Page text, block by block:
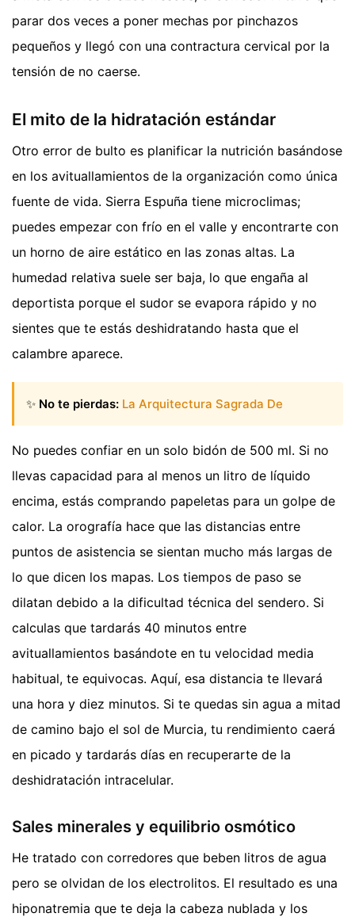
parar dos veces a poner mechas por pinchazos
pequeños y llegó con una contractura cervical por la
tensión de no caerse.
El mito de la hidratación estándar
Otro error de bulto es planificar la nutrición basándose
en los avituallamientos de la organización como única
fuente de vida. Sierra Espuña tiene microclimas;
puedes empezar con frío en el valle y encontrarte con
un horno de aire estático en las zonas altas. La
humedad relativa suele ser baja, lo que engaña al
deportista porque el sudor se evapora rápido y no
sientes que te estás deshidratando hasta que el
calambre aparece.
✨ No te pierdas: La Arquitectura Sagrada De
No puedes confiar en un solo bidón de 500 ml. Si no
llevas capacidad para al menos un litro de líquido
encima, estás comprando papeletas para un golpe de
calor. La orografía hace que las distancias entre
puntos de asistencia se sientan mucho más largas de
lo que dicen los mapas. Los tiempos de paso se
dilatan debido a la dificultad técnica del sendero. Si
calculas que tardarás 40 minutos entre
avituallamientos basándote en tu velocidad media
habitual, te equivocas. Aquí, esa distancia te llevará
una hora y diez minutos. Si te quedas sin agua a mitad
de camino bajo el sol de Murcia, tu rendimiento caerá
en picado y tardarás días en recuperarte de la
deshidratación intracelular.
Sales minerales y equilibrio osmótico
He tratado con corredores que beben litros de agua
pero se olvidan de los electrolitos. El resultado es una
hiponatremia que te deja la cabeza nublada y los